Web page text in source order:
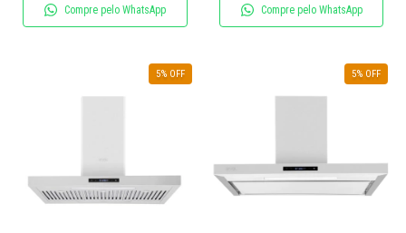
Compre pelo WhatsApp Compre pelo WhatsApp
5% OFF 5% OFF